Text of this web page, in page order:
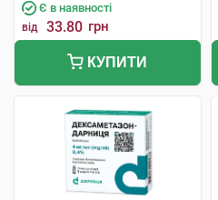
Є в наявності
від 33.80 грн
КУПИТИ